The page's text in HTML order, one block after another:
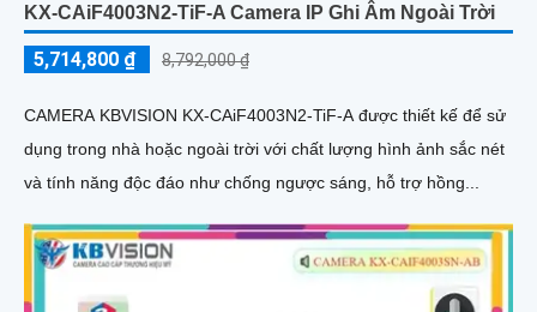
KX-CAiF4003N2-TiF-A Camera IP Ghi Âm Ngoài Trời
5,714,800 ₫ 8,792,000 ₫
CAMERA KBVISION KX-CAiF4003N2-TiF-A được thiết kế để sử
dụng trong nhà hoặc ngoài trời với chất lượng hình ảnh sắc nét
và tính năng độc đáo như chống ngược sáng, hỗ trợ hồng...